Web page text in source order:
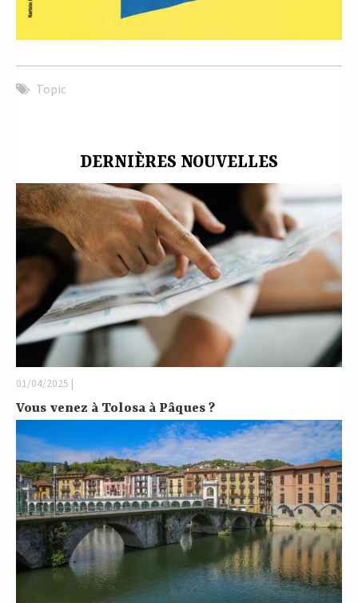
Topic
DERNIÈRES NOUVELLES
01/04/2025 |
Vous venez à Tolosa à Pâques ?